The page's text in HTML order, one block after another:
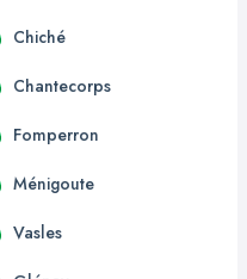
Chiché
Chantecorps
Fomperron
Ménigoute
Vasles